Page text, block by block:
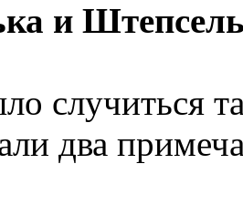
и
случиться
два